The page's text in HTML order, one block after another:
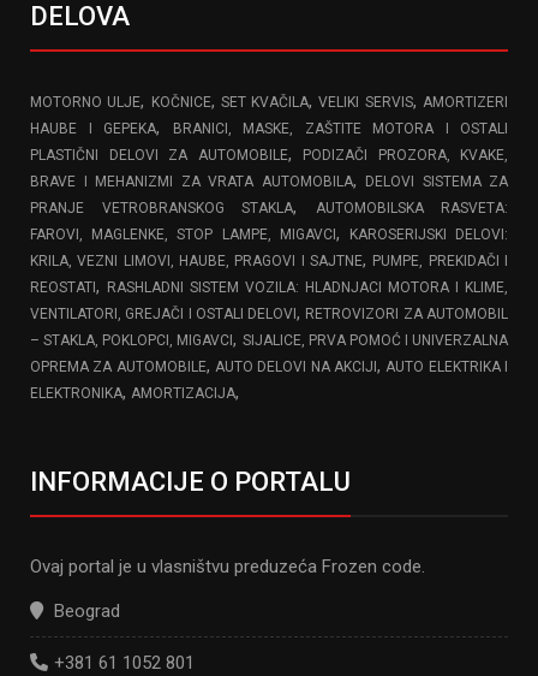
DELOVA
MOTORNO ULJE, KOČNICE, SET KVAČILA,VELIKI SERVIS,AMORTIZERI
HAUBE I GEPEKA,
BRANICI, MASKE, ZAŠTITE MOTORA I OSTALI
PLASTIČNI DELOVI ZA AUTOMOBILE,
PODIZAČI PROZORA, KVAKE,
BRAVE I MEHANIZMI ZA VRATA AUTOMOBILA,
DELOVI SISTEMA ZA
PRANJE VETROBRANSKOG STAKLA,
AUTOMOBILSKA RASVETA:
FAROVI, MAGLENKE, STOP LAMPE, MIGAVCI ,
KAROSERIJSKI DELOVI:
KRILA, VEZNI LIMOVI, HAUBE, PRAGOVI I SAJTNE, PUMPE, PREKIDAČI I
REOSTATI ,
RASHLADNI SISTEM VOZILA: HLADNJACI MOTORA I KLIME,
VENTILATORI, GREJAČI I OSTALI DELOVI, RETROVIZORI ZA AUTOMOBIL
– STAKLA, POKLOPCI, MIGAVCI, SIJALICE, PRVA POMOĆ I UNIVERZALNA
OPREMA ZA AUTOMOBILE,AUTO DELOVI NA AKCIJI,AUTO ELEKTRIKA I
ELEKTRONIKA, AMORTIZACIJA,
INFORMACIJE O PORTALU
Ovaj portal je u vlasništvu preduzeća Frozen code.
Beograd
+381 61 1052 801